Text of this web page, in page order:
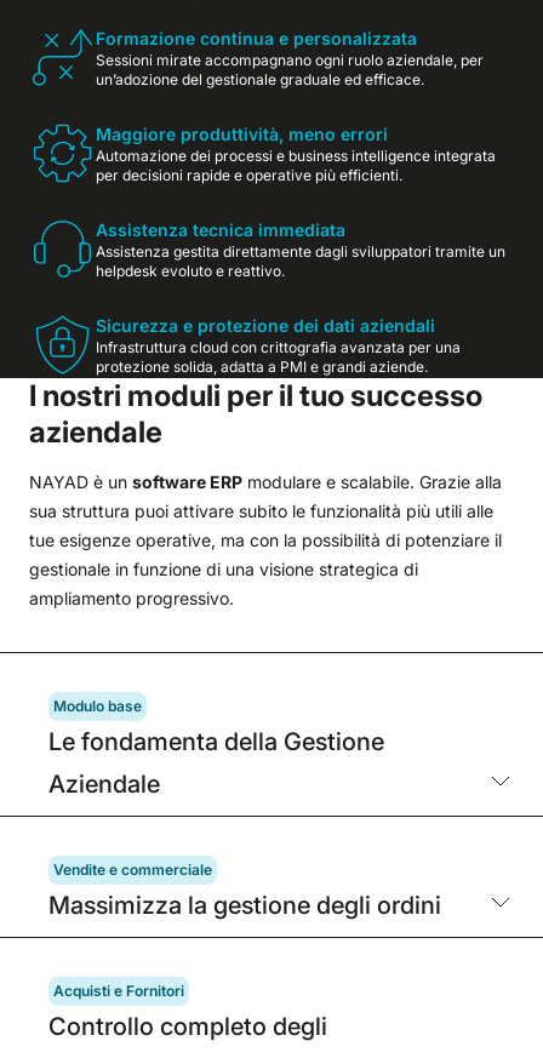
Formazione continua e personalizzata
Sessioni mirate accompagnano ogni ruolo aziendale, per
un’adozione del gestionale graduale ed efficace.
Maggiore produttività, meno errori
Automazione dei processi e business intelligence integrata
per decisioni rapide e operative più efficienti.
Assistenza tecnica immediata
Assistenza gestita direttamente dagli sviluppatori tramite un
helpdesk evoluto e reattivo.
Sicurezza e protezione dei dati aziendali
Infrastruttura cloud con crittografia avanzata per una
protezione solida, adatta a PMI e grandi aziende.
I nostri moduli per il tuo successo
aziendale
NAYAD è un software ERP modulare e scalabile. Grazie alla
sua struttura puoi attivare subito le funzionalità più utili alle
tue esigenze operative, ma con la possibilità di potenziare il
gestionale in funzione di una visione strategica di
ampliamento progressivo.
Modulo base
Le fondamenta della Gestione
Aziendale
Vendite e commerciale
Massimizza la gestione degli ordini
Acquisti e Fornitori
Controllo completo degli